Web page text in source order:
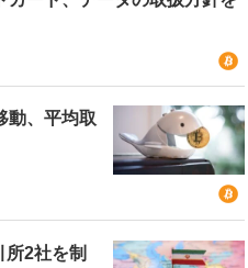
動、平均取
2社を制